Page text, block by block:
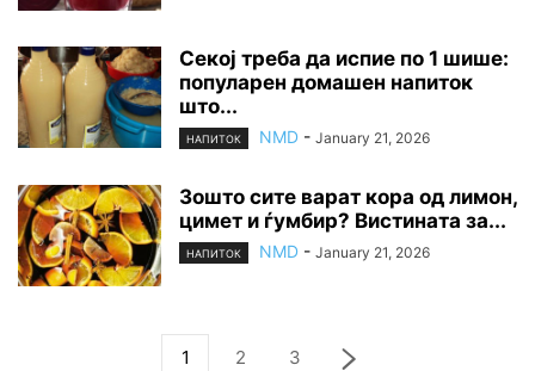
Секој треба да испие по 1 шише:
популарен домашен напиток
што...
НАПИТОК NMD - January 21, 2026
Зошто сите варат кора од лимон,
цимет и ѓумбир? Вистината за...
НАПИТОК NMD - January 21, 2026
1 2 3